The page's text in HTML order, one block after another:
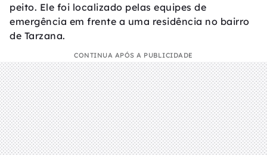
peito. Ele foi localizado pelas equipes de
emergência em frente a uma residência no bairro
de Tarzana.
CONTINUA APÓS A PUBLICIDADE